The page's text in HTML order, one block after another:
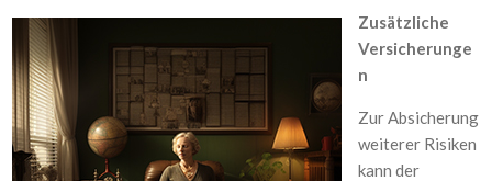
Zusätzliche
Versicherunge
n
Zur Absicherung
weiterer Risiken
kann der